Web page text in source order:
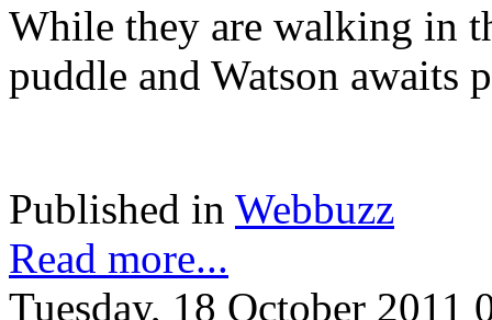
While they are walking in
puddle and Watson awaits
Published in Webbuzz
Read more...
Tuesday, 18 October 2011